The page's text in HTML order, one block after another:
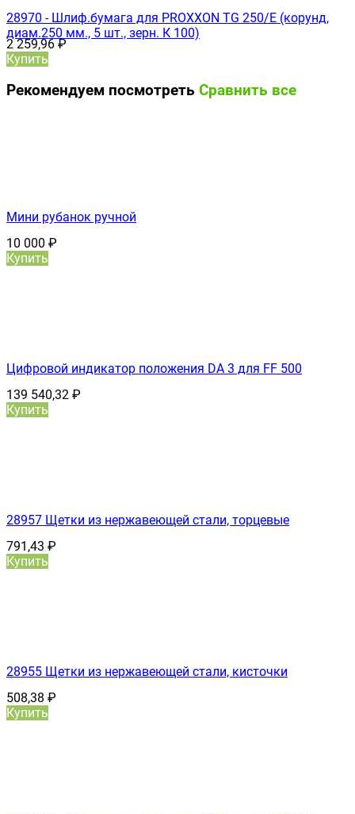
28970 - Шлиф.бумага для PROXXON TG 250/Е (корунд,
диам.250 мм., 5 шт., зерн. К 100)
2 259,96₽
Купить
Рекомендуем посмотреть Сравнить все
Мини рубанок ручной
10 000 ₽
Купить
Цифровой индикатор положения DA 3 для FF 500
139 540,32 ₽
Купить
28957 Щетки из нержавеющей стали, торцевые
791,43 ₽
Купить
28955 Щетки из нержавеющей стали, кисточки
508,38 ₽
Купить